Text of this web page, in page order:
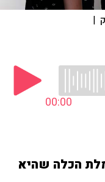
|
00:00
הכלה שהיא